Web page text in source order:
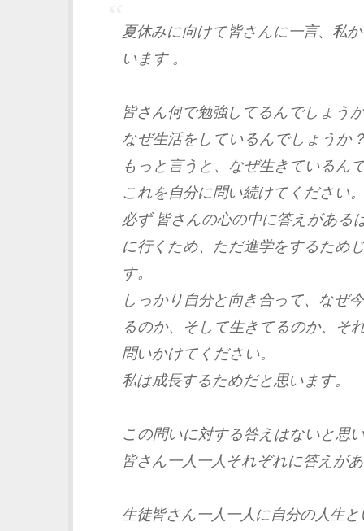
夏休みに向けて皆さんに一言、私
います 。
皆さん何で勉強してるんでしょう
なぜ生活をしているんでしょうか
もっと言うと、なぜ生きているん
これを自分に問い続けてください。
必ず 皆さんの心の中に答えがある
に行くため、ただ進学をするため
す。
しっかり自分と向き合って、なぜ
るのか、そして生きてるのか、そ
問いかけてください。
私は成長するためだと思います。
この問いに対する答えはないと思
皆さん一人一人それぞれに答えが
生徒皆さん一人一人に自分の人生